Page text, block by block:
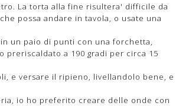
La torta alla fine risultera' difficile da
possa andare in tavola, o usate una
un paio di punti con una forchetta,
a 190 gradi per circa 15
e versare il ripieno, livellandolo bene, e
io ho preferito creare delle onde con